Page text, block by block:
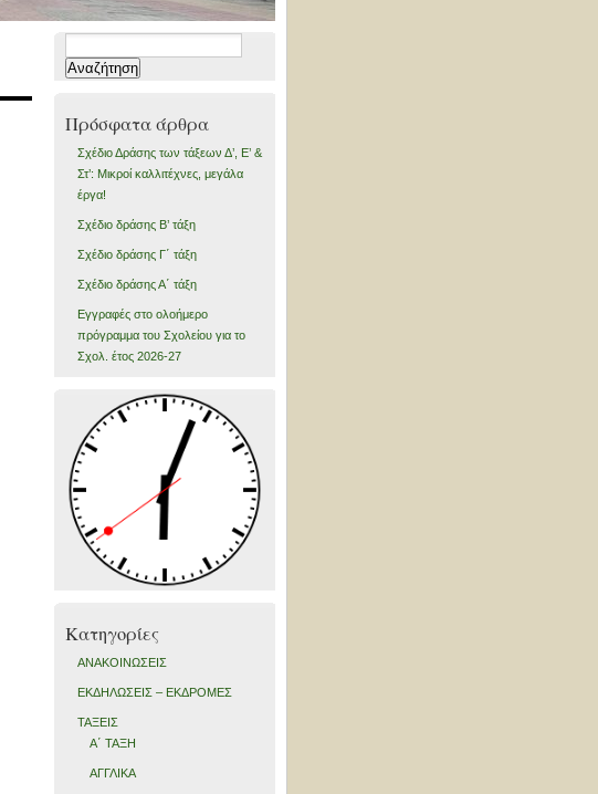
για:
Πρόσφατα άρθρα
Σχέδιο Δράσης των τάξεων Δ’, Ε’ &
Στ’: Μικροί καλλιτέχνες, μεγάλα
έργα!
Σχέδιο δράσης Β’ τάξη
Σχέδιο δράσης Γ΄ τάξη
Σχέδιο δράσης Α΄ τάξη
Εγγραφές στο ολοήμερο
πρόγραμμα του Σχολείου για το
Σχολ. έτος 2026-27
Kατηγορίες
ΑΝΑΚΟΙΝΩΣΕΙΣ
ΕΚΔΗΛΩΣΕΙΣ – ΕΚΔΡΟΜΕΣ
ΤΑΞΕΙΣ
Α΄ ΤΑΞΗ
ΑΓΓΛΙΚΑ